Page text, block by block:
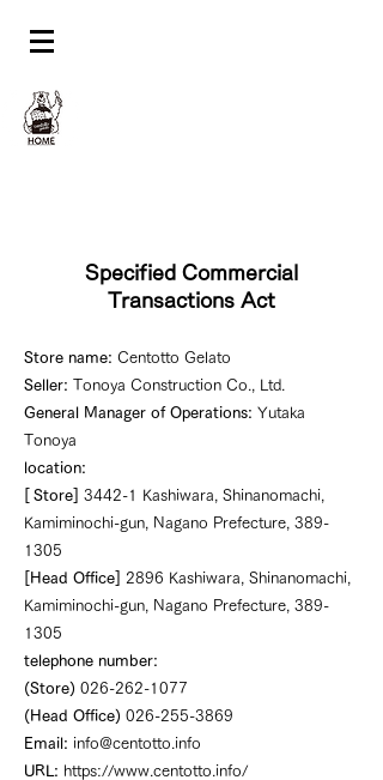
Specified Commercial
Transactions Act
Store name: Centotto Gelato
Seller: Tonoya Construction Co., Ltd.
General Manager of Operations: Yutaka
Tonoya
location:
Store]
3442-1 Kashiwara, Shinanomachi,
Kamiminochi-gun, Nagano Prefecture, 389-
1305
[Head Office]
2896 Kashiwara, Shinanomachi,
Kamiminochi-gun, Nagano Prefecture, 389-
1305
telephone number:
(Store) 026-262-1077
(Head Office) 026-255-3869
Email: info@centotto.info
URL: https://www.centotto.info/